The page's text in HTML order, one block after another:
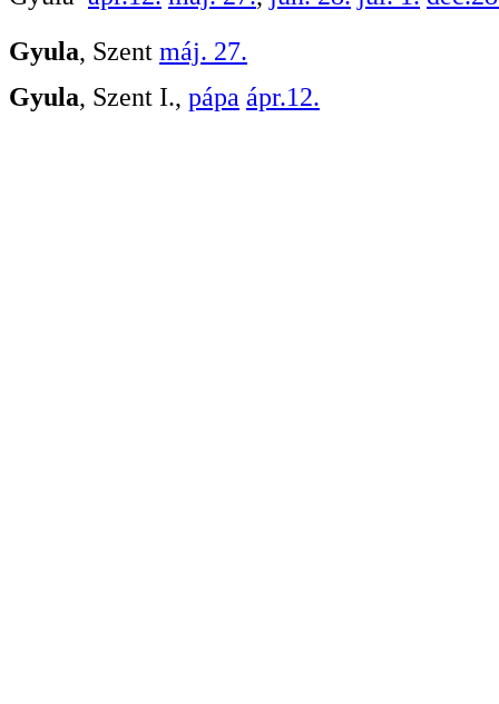
Gyula, Szent máj. 27.
Gyula, Szent I., pápa ápr.12.